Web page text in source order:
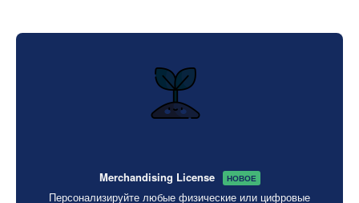
Merchandising License НОВОЕ
Персонализируйте любые физические или цифровые